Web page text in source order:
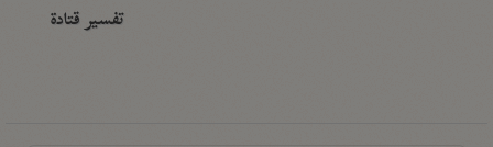
تفسير قتادة